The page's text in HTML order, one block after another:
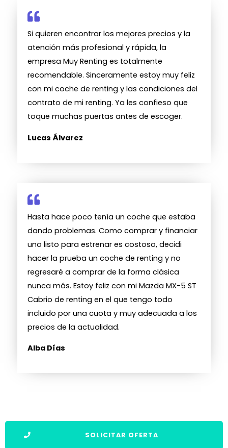
Si quieren encontrar los mejores precios y la
atención más profesional y rápida, la
empresa Muy Renting es totalmente
recomendable. Sinceramente estoy muy feliz
con mi coche de renting y las condiciones del
contrato de mi renting. Ya les confieso que
toque muchas puertas antes de escoger.
Lucas Álvarez
Hasta hace poco tenía un coche que estaba
dando problemas. Como comprar y financiar
uno listo para estrenar es costoso, decidi
hacer la prueba un coche de renting y no
regresaré a comprar de la forma clásica
nunca más. Estoy feliz con mi Mazda MX-5 ST
Cabrio de renting en el que tengo todo
incluido por una cuota y muy adecuada a los
precios de la actualidad.
Alba Días
SOLICITAR OFERTA